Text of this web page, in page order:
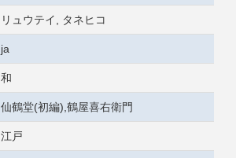
リュウテイ, タネヒコ
ja
和
仙鶴堂(初編),鶴屋喜右衛門
江戸